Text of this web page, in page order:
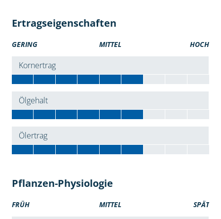
Ertragseigenschaften
GERING MITTEL HOCH
Kornertrag
Ölgehalt
Ölertrag
Pflanzen-Physiologie
FRÜH MITTEL SPÄT